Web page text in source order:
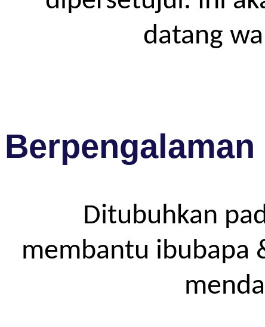
datang
Berpengalaman
Ditubuhkan
membantu ibubapa